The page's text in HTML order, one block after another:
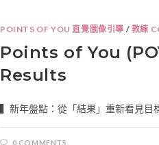
POINTS OF YOU 直覺圖像引導 / 教練
Points of You
Results
▍新年盤點：從「結果」重新看見
0 COMMENTS